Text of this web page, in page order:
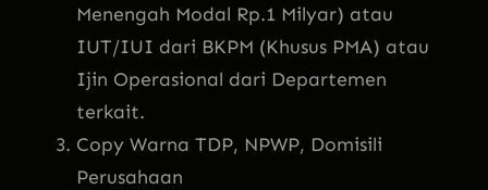
Menengah Modal Rp.1 Milyar) atau
IUT/IUI dari BKPM (Khusus PMA) atau
Ijin Operasional dari Departemen
terkait.
Copy Warna TDP, NPWP, Domisili
Perusahaan